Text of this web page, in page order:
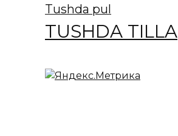
Tushda pul
TUSHDA TILLA